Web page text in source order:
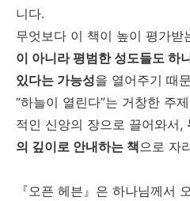
니다.
무엇보다 이 책이 높이 평가받
이 아니라 평범한 성도들도 하
있다는 가능성을 열어주기 때
“하늘이 열린다”는 거창한 주
적인 신앙의 장으로 끌어와서,
의 깊이로 안내하는 책으로 자
『오픈 헤븐』은 하나님께서